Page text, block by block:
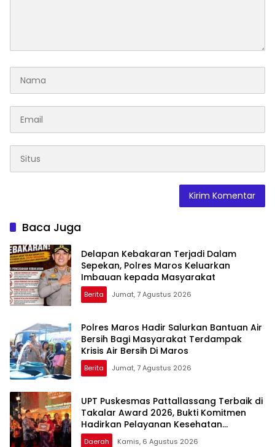
Baca Juga
Delapan Kebakaran Terjadi Dalam
Sepekan, Polres Maros Keluarkan
Imbauan kepada Masyarakat
Berita Jumat, 7 Agustus 2026
Polres Maros Hadir Salurkan Bantuan Air
Bersih Bagi Masyarakat Terdampak
Krisis Air Bersih Di Maros
Berita Jumat, 7 Agustus 2026
UPT Puskesmas Pattallassang Terbaik di
Takalar Award 2026, Bukti Komitmen
Hadirkan Pelayanan Kesehatan
Berkualitas
Daerah Kamis, 6 Agustus 2026